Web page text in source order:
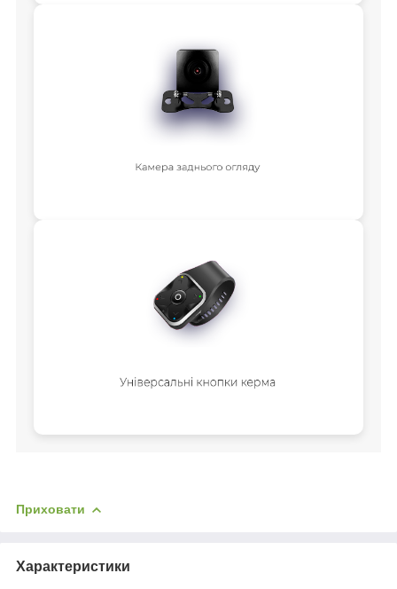
Приховати
Характеристики